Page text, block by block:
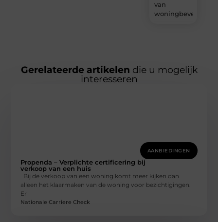
van
woningbeveiliging
Gerelateerde artikelen die u mogelijk
interesseren
AANBIEDINGEN
Propenda – Verplichte certificering bij
verkoop van een huis
Bij de verkoop van een woning komt meer kijken dan
alleen het klaarmaken van de woning voor bezichtigingen.
Er
Nationale Carriere Check